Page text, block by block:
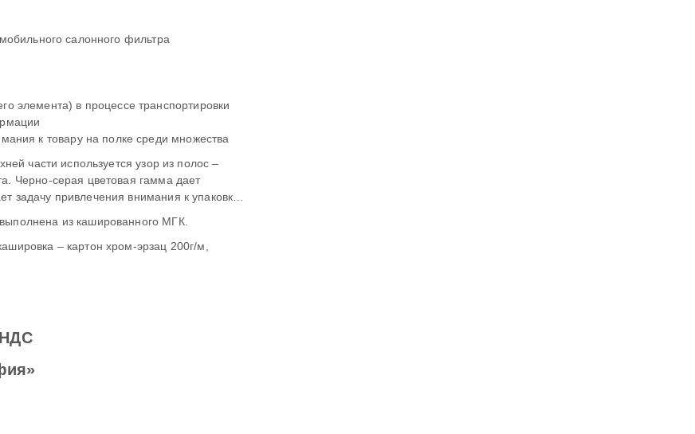
салонного фильтра
элемента) в процессе транспортировки
к товару на полке среди множества
части используется узор из полос –
Черно-серая цветовая гамма дает
привлечения внимания к упаковке
из кашированного МГК.
– картон хром-эрзац 200г/м,